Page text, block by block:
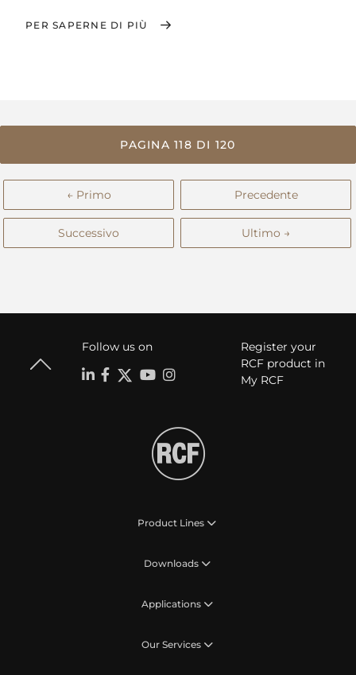
PER SAPERNE DI PIÙ
PAGINA 118 DI 120
← Primo Precedente
Successivo Ultimo →
Follow us on
Register your
RCF product in
My RCF
Product Lines
Downloads
Applications
Our Services